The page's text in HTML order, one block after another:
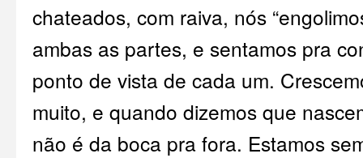
chateados, com raiva, nós
ambas as partes, e sentamos pra
ponto de vista de cada um.
muito, e quando dizemos que
não é da boca pra fora. Estamos